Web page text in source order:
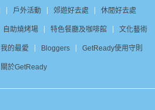
戶外活動 郊遊好去處 休閒好去處
自助燒烤場 特色餐廳及咖啡館 文化藝術
我的最愛 Bloggers GetReady使用守則
關於GetReady